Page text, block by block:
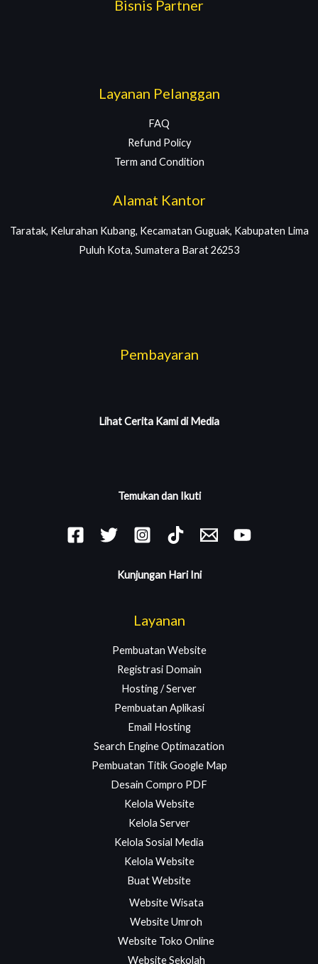
Bisnis Partner
Layanan Pelanggan
FAQ
Refund Policy
Term and Condition
Alamat Kantor
Taratak, Kelurahan Kubang, Kecamatan Guguak, Kabupaten Lima
Puluh Kota, Sumatera Barat 26253
Pembayaran
Lihat Cerita Kami di Media
Temukan dan Ikuti
Kunjungan Hari Ini
Layanan
Pembuatan Website
Registrasi Domain
Hosting / Server
Pembuatan Aplikasi
Email Hosting
Search Engine Optimazation
Pembuatan Titik Google Map
Desain Compro PDF
Kelola Website
Kelola Server
Kelola Sosial Media
Kelola Website
Buat Website
Website Wisata
Website Umroh
Website Toko Online
Website Sekolah